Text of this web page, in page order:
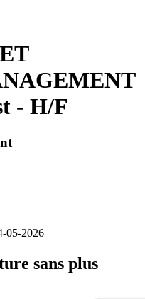
- H/F
05-2026
sans plus